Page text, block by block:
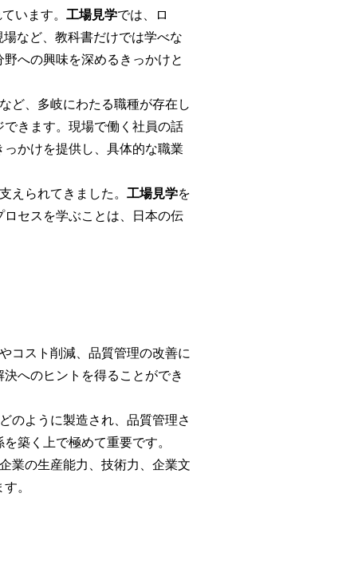
います。 工場見学では、ロ
など、教科書だけでは学べな
への興味を深めるきっかけと
ど、多岐にわたる職種が存在し
きます。現場で働く社員の話
かけを提供し、具体的な職業
えられてきました。 工場見学を
セスを学ぶことは、日本の伝
コスト削減、品質管理の改善に
へのヒントを得ることができ
のように製造され、品質管理さ
築く上で極めて重要です。
業の生産能力、技術力、企業文
。